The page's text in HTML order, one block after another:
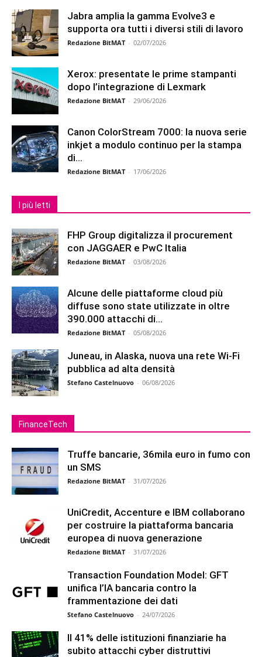
Jabra amplia la gamma Evolve3 e
supporta ora tutti i diversi stili di lavoro
Redazione BitMAT - 02/07/2026
Xerox: presentate le prime stampanti
dopo l’integrazione di Lexmark
Redazione BitMAT - 29/06/2026
Canon ColorStream 7000: la nuova serie
inkjet a modulo continuo per la stampa
di...
Redazione BitMAT - 17/06/2026
I più letti
FHP Group digitalizza il procurement
con JAGGAER e PwC Italia
Redazione BitMAT - 03/08/2026
Alcune delle piattaforme cloud più
diffuse sono state utilizzate in oltre
390.000 attacchi di...
Redazione BitMAT - 05/08/2026
Juneau, in Alaska, nuova una rete Wi-Fi
pubblica ad alta densità
Stefano Castelnuovo - 06/08/2026
FinanceTech
Truffe bancarie, 36mila euro in fumo con
un SMS
Redazione BitMAT - 31/07/2026
UniCredit, Accenture e IBM collaborano
per costruire la piattaforma bancaria
europea di nuova generazione
Redazione BitMAT - 31/07/2026
Transaction Foundation Model: GFT
unifica l’IA bancaria contro la
frammentazione dei dati
Stefano Castelnuovo - 24/07/2026
Il 41% delle istituzioni finanziarie ha
subito attacchi cyber distruttivi